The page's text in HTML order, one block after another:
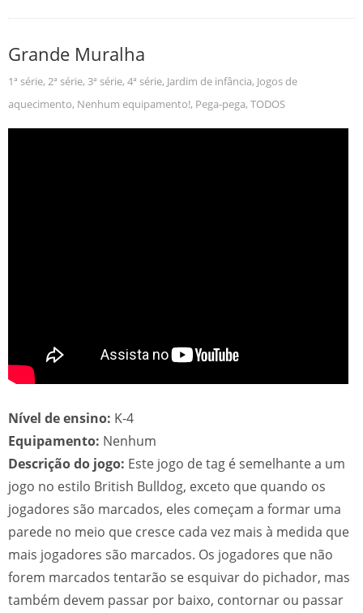
Grande Muralha
1ª série, 2ª série, 3ª série, 4ª série, Jardim de infância, Jogos de
aquecimento, Nenhum equipamento!, Pega-pega, TODOS
Nível de ensino: K-4
Equipamento: Nenhum
Descrição do jogo: Este jogo de tag é semelhante a um
jogo no estilo British Bulldog, exceto que quando os
jogadores são marcados, eles começam a formar uma
parede no meio que cresce cada vez mais à medida que
mais jogadores são marcados. Os jogadores que não
forem marcados tentarão se esquivar do pichador, mas
também devem passar por baixo, contornar ou passar